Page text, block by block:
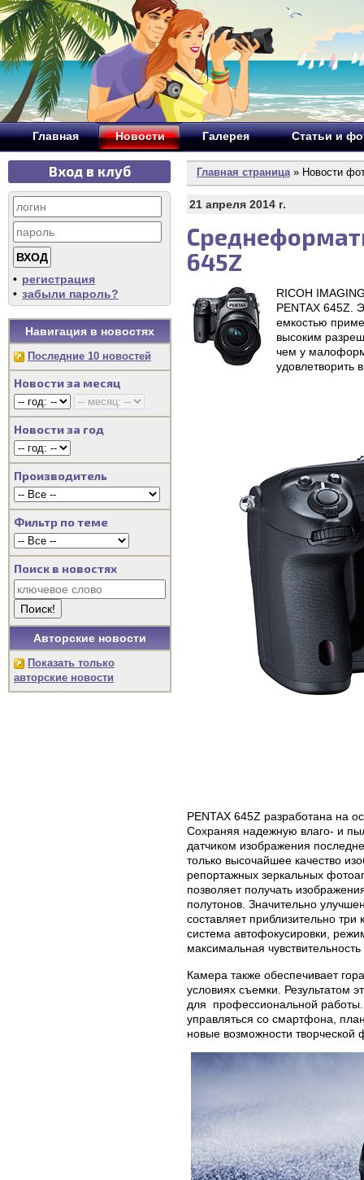
Главная Новости Галерея Статьи и
Вход в клуб
• регистрация
• забыли пароль?
Навигация в новостях
Последние 10 новостей
Новости за месяц
Новости за год
Производитель
Фильтр по теме
Поиск в новостях
Авторские новости
Показать только
авторские новости
Главная страница» Новости
21 апреля 2014 г.
645Z
RICOH
PENTAX 645Z.
емкостью
высоким
чем у
удовлетворить
PENTAX 645Z разработана на
Сохраняя надежную влаго- и
датчиком изображения
только высочайшее качество
репортажных зеркальных
позволяет получать
полутонов. Значительно
составляет приблизительно
система автофокусировки,
максимальная
Камера также обеспечивает
условиях съемки. Результатом
для профессиональной
управляться со смартфона,
новые возможности творческой